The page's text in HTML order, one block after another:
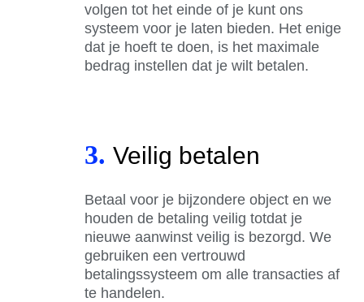
volgen tot het einde of je kunt ons
systeem voor je laten bieden. Het enige
dat je hoeft te doen, is het maximale
bedrag instellen dat je wilt betalen.
3. Veilig betalen
Betaal voor je bijzondere object en we
houden de betaling veilig totdat je
nieuwe aanwinst veilig is bezorgd. We
gebruiken een vertrouwd
betalingssysteem om alle transacties af
te handelen.